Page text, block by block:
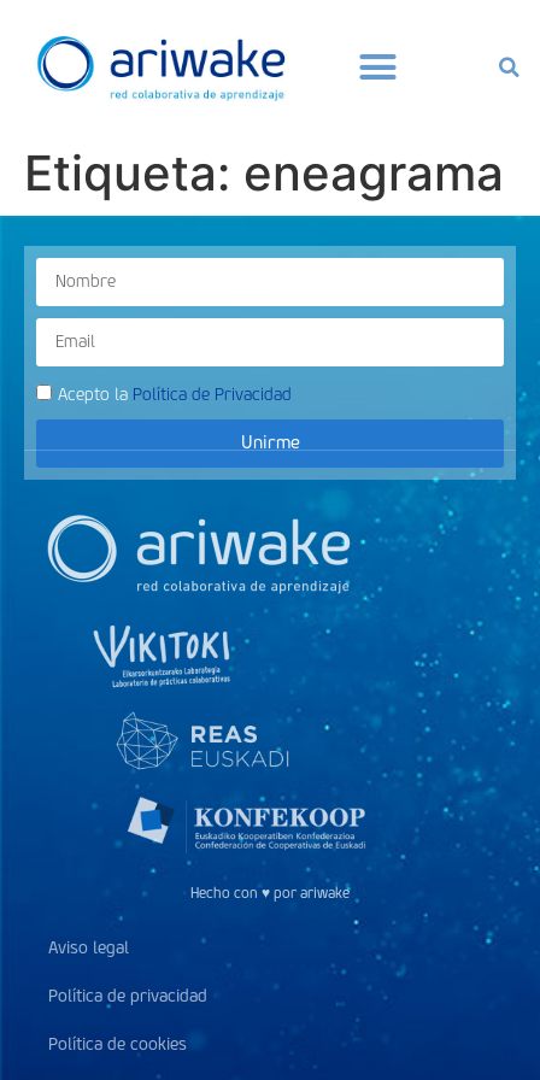
Etiqueta: eneagrama
Acepto la Política de Privacidad
Unirme
Hecho con ♥ por ariwake
Aviso legal
Política de privacidad
Política de cookies